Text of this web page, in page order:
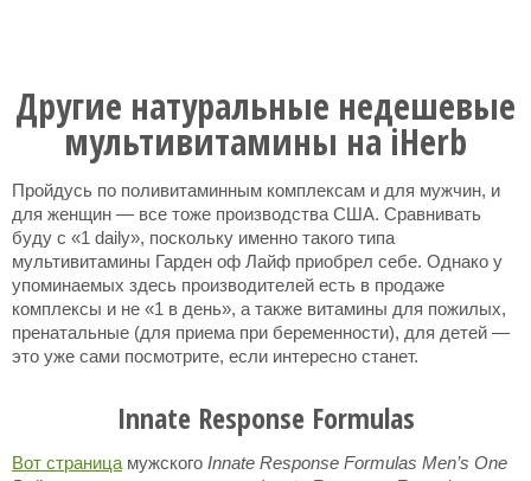
Другие натуральные недешевые
мультивитамины на iHerb
Пройдусь по поливитаминным комплексам и для мужчин, и
для женщин — все тоже производства США. Сравнивать
буду с «1 daily», поскольку именно такого типа
мультивитамины Гарден оф Лайф приобрел себе. Однако у
упоминаемых здесь производителей есть в продаже
комплексы и не «1 в день», а также витамины для пожилых,
пренатальные (для приема при беременности), для детей —
это уже сами посмотрите, если интересно станет.
Innate Response Formulas
Вот страница мужского Innate Response Formulas Men’s One